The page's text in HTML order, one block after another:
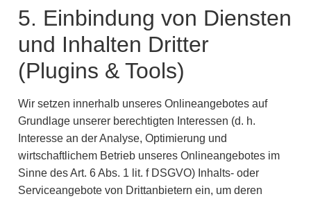
5. Einbindung von Diensten
und Inhalten Dritter
(Plugins & Tools)
Wir setzen innerhalb unseres Onlineangebotes auf
Grundlage unserer berechtigten Interessen (d. h.
Interesse an der Analyse, Optimierung und
wirtschaftlichem Betrieb unseres Onlineangebotes im
Sinne des Art. 6 Abs. 1 lit. f DSGVO) Inhalts- oder
Serviceangebote von Drittanbietern ein, um deren